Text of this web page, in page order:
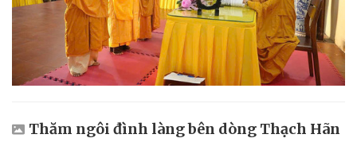
Thăm ngôi đình làng bên dòng Thạch Hãn